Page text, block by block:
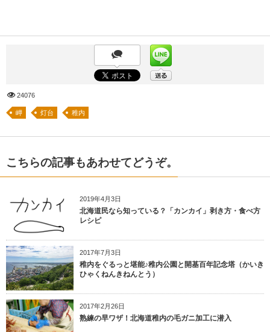
24076
岬 灯台 稚内
こちらの記事もあわせてどうぞ。
2019年4月3日
北海道民なら知っている？「カンカイ」剥き方・食べ方
レシピ
2017年7月3日
稚内をぐるっと堪能♪稚内公園と開基百年記念塔（かいき
ひゃくねんきねんとう）
2017年2月26日
熟練の早ワザ！北海道稚内の毛ガニ加工に潜入